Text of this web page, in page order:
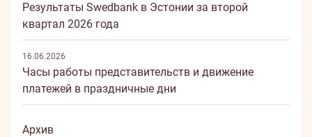
Результаты Swedbank в Эстонии за второй
квартал 2026 года
16.06.2026
Часы работы представительств и движение
платежей в праздничные дни
Архив